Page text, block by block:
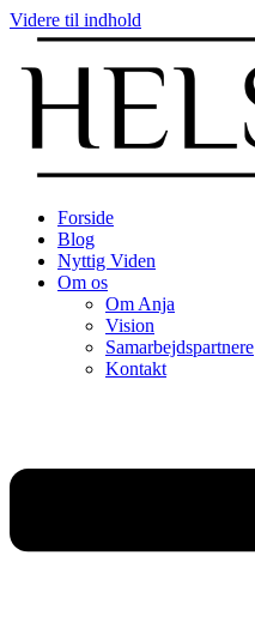
Videre til indhold
Forside
Blog
Nyttig Viden
Om os
Om Anja
Vision
Samarbejdspartnere
Kontakt